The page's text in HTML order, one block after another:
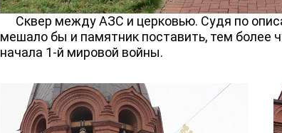
Сквер между АЗС и церковью. Судя по
мешало бы и памятник поставить, тем более
начала 1-й мировой войны.